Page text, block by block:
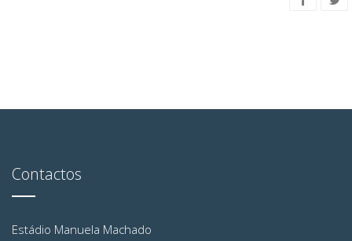
Contactos
Estádio Manuela Machado